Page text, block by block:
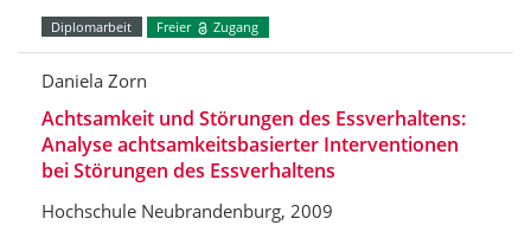
Diplomarbeit Freier Zugang
Daniela Zorn
Achtsamkeit und Störungen des Essverhaltens:
Analyse achtsamkeitsbasierter Interventionen
bei Störungen des Essverhaltens
Hochschule Neubrandenburg, 2009